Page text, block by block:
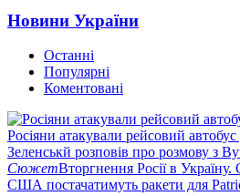
Новини України
Останні
Популярні
Коментовані
Росіяни атакували рейсовий
Зеленськй розповів про розмову з
СюжетВторгнення Росії в
США постачатимуть ракети для